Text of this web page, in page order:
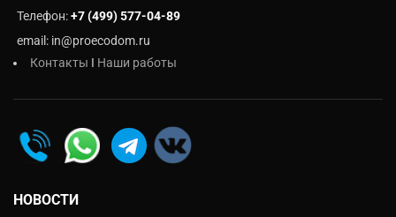
Телефон:+7 (499) 577-04-89
email: in@proecodom.ru
Контакты I Наши работы
НОВОСТИ